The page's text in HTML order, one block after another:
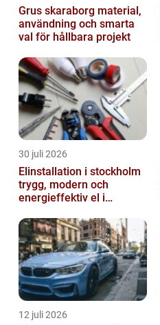
Grus skaraborg material,
användning och smarta
val för hållbara projekt
30 juli 2026
Elinstallation i stockholm
trygg, modern och
energieffektiv el i
12 juli 2026